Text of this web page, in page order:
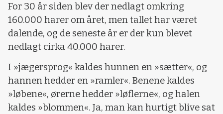
For 30 år siden blev der nedlagt omkring
160.000 harer om året, men tallet har været
dalende, og de seneste år er der kun blevet
nedlagt cirka 40.000 harer.
I »jægersprog« kaldes hunnen en »sætter«, og
hannen hedder en »ramler«. Benene kaldes
»løbene«, ørerne hedder »løflerne«, og halen
kaldes »blommen«. Ja, man kan hurtigt blive sat